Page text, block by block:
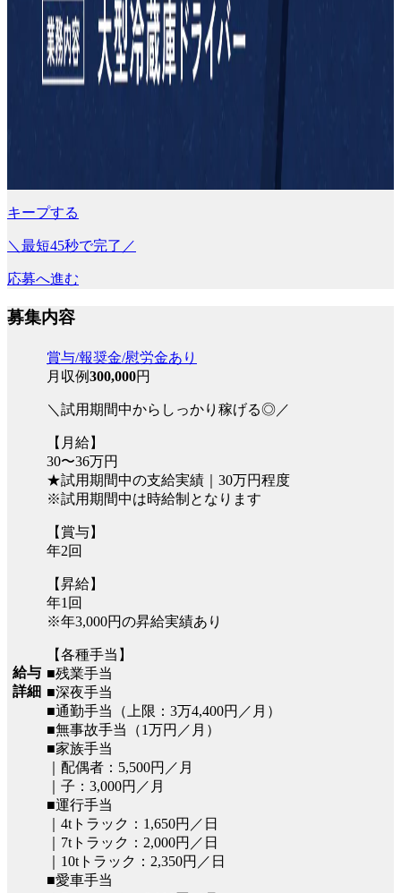
キープする
＼最短45秒で完了／
応募へ進む
募集内容
給与
詳細
賞与/報奨金/慰労金あり
月収例300,000円
＼試用期間中からしっかり稼げる◎／
【月給】
30〜36万円
★試用期間中の支給実績｜30万円程度
※試用期間中は時給制となります
【賞与】
年2回
【昇給】
年1回
※年3,000円の昇給実績あり
【各種手当】
■残業手当
■深夜手当
■通勤手当（上限：3万4,400円／月）
■無事故手当（1万円／月）
■家族手当
｜配偶者：5,500円／月
｜子：3,000円／月
■運行手当
｜4tトラック：1,650円／日
｜7tトラック：2,000円／日
｜10tトラック：2,350円／日
■愛車手当